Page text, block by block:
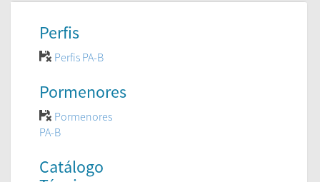
Perfis
Perfis PA-B
Pormenores
Pormenores
PA-B
Catálogo